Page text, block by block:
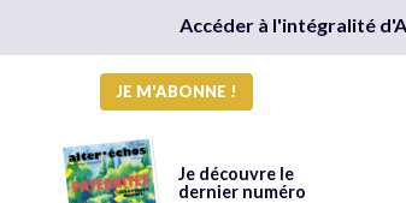
Accéder à l'intégralité
JE M'ABONNE !
Je découvre le
dernier numéro